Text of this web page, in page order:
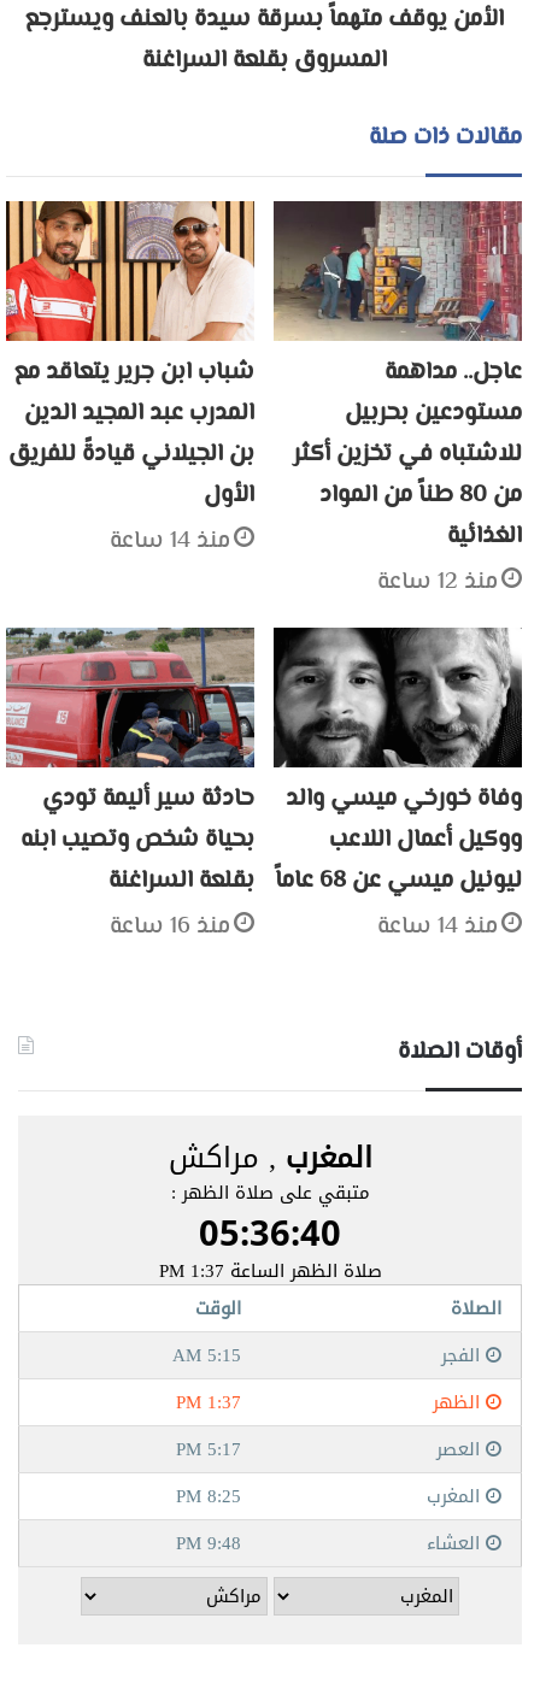
الأمن يوقف متهماً بسرقة سيدة بالعنف ويسترجع
المسروق بقلعة السراغنة
مقالات ذات صلة
عاجل.. مداهمة
مستودعين بحربيل
للاشتباه في تخزين أكثر
من 80 طناً من المواد
الغذائية
منذ 12 ساعة
شباب ابن جرير يتعاقد مع
المدرب عبد المجيد الدين
بن الجيلاني قيادةً للفريق
الأول
منذ 14 ساعة
وفاة خورخي ميسي والد
ووكيل أعمال اللاعب
ليونيل ميسي عن 68 عاماً
منذ 14 ساعة
حادثة سير أليمة تودي
بحياة شخص وتصيب ابنه
بقلعة السراغنة
منذ 16 ساعة
أوقات الصلاة